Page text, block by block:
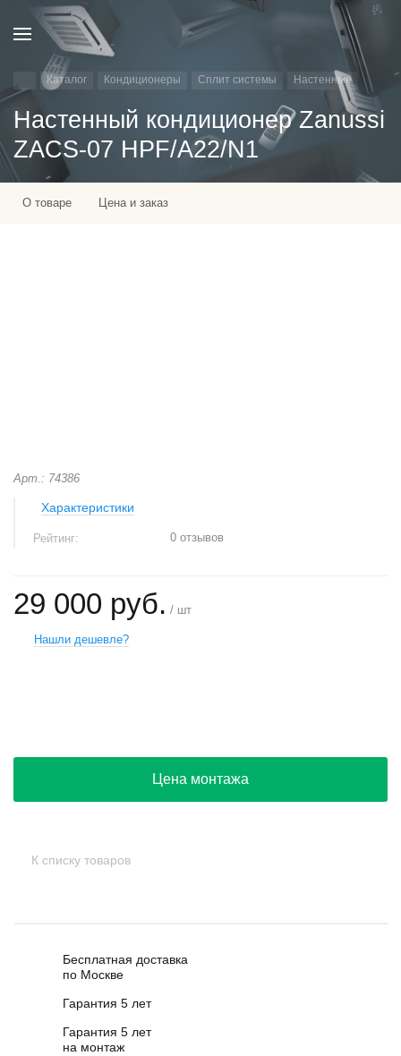
Каталог Кондиционеры Сплит системы Настенные
Настенный кондиционер Zanussi
ZACS-07 HPF/A22/N1
О товаре Цена и заказ
Арт.: 74386
Характеристики
Рейтинг: 0 отзывов
29 000 руб. / шт
Нашли дешевле?
Цена монтажа
К списку товаров
Бесплатная доставка
по Москве
Гарантия 5 лет
Гарантия 5 лет
на монтаж